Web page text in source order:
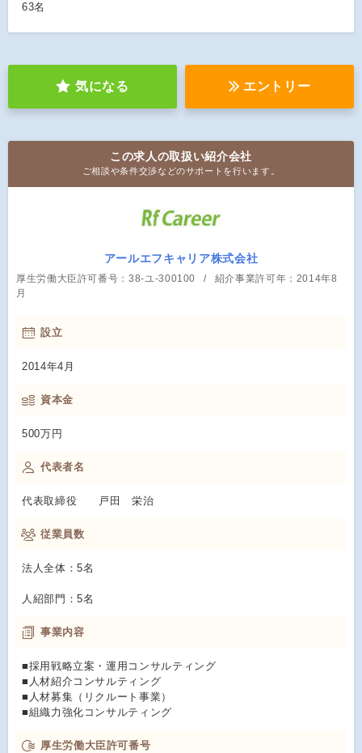
63名
気になる エントリー
この求人の取扱い紹介会社
ご相談や条件交渉などのサポートを行います。
アールエフキャリア株式会社
厚生労働大臣許可番号：38-ユ-300100
紹介事業許可年：2014年8
月
設立
2014年4月
資本金
500万円
代表者名
代表取締役 戸田 栄治
従業員数
法人全体：5名
人紹部門：5名
事業内容
■採用戦略立案・運用コンサルティング
■人材紹介コンサルティング
■人材募集（リクルート事業）
■組織力強化コンサルティング
厚生労働大臣許可番号